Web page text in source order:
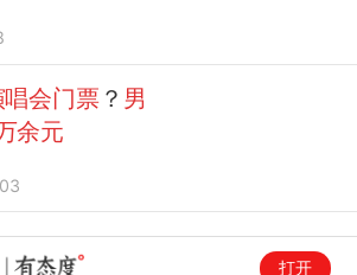
会门票？ 男
余元
打开